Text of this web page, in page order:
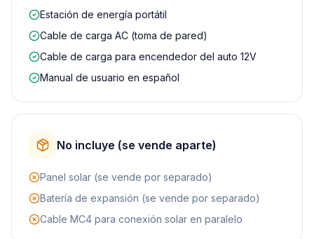
Estación de energía portátil
Cable de carga AC (toma de pared)
Cable de carga para encendedor del auto 12V
Manual de usuario en español
No incluye (se vende aparte)
Panel solar (se vende por separado)
Batería de expansión (se vende por separado)
Cable MC4 para conexión solar en paralelo